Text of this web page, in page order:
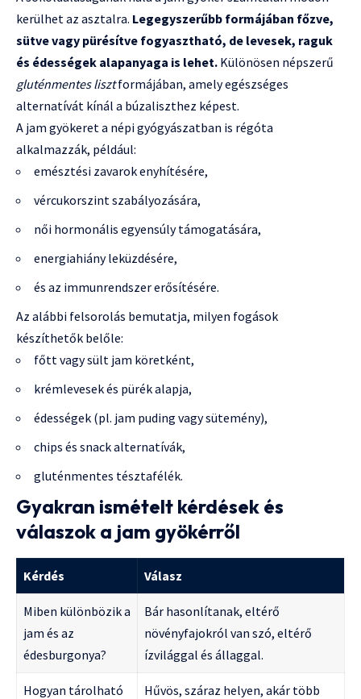
kerülhet az asztalra. Legegyszerűbb formájában főzve,
sütve vagy pürésítve fogyasztható, de levesek, raguk
és édességek alapanyaga is lehet. Különösen népszerű
gluténmentes lisztformájában, amely egészséges
alternatívát kínál a búzaliszthez képest.
A jam gyökeret a népi gyógyászatban is régóta
alkalmazzák, például:
emésztési zavarok enyhítésére,
vércukorszint szabályozására,
női hormonális egyensúly támogatására,
energiahiány leküzdésére,
és az immunrendszer erősítésére.
Az alábbi felsorolás bemutatja, milyen fogások
készíthetők belőle:
főtt vagy sült jam köretként,
krémlevesek és pürék alapja,
édességek (pl. jam puding vagy sütemény),
chips és snack alternatívák,
gluténmentes tésztafélék.
Gyakran ismételt kérdések és
válaszok a jam gyökérről
Kérdés Válasz
Miben különbözik a
jam és az
édesburgonya?
Bár hasonlítanak, eltérő
növényfajokról van szó, eltérő
ízvilággal és állaggal.
Hogyan tárolható
Hűvös, száraz helyen, akár több